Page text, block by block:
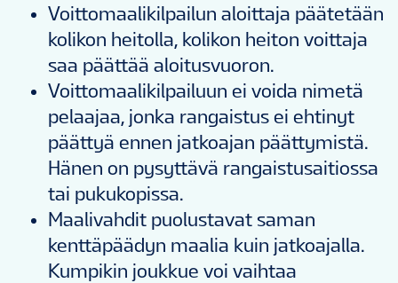
Voittomaalikilpailun aloittaja päätetään
kolikon heitolla, kolikon heiton voittaja
saa päättää aloitusvuoron.
Voittomaalikilpailuun ei voida nimetä
pelaajaa, jonka rangaistus ei ehtinyt
päättyä ennen jatkoajan päättymistä.
Hänen on pysyttävä rangaistusaitiossa
tai pukukopissa.
Maalivahdit puolustavat saman
kenttäpäädyn maalia kuin jatkoajalla.
Kumpikin joukkue voi vaihtaa